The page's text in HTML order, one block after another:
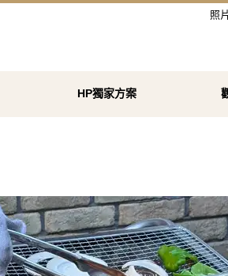
照
HP獨家方案